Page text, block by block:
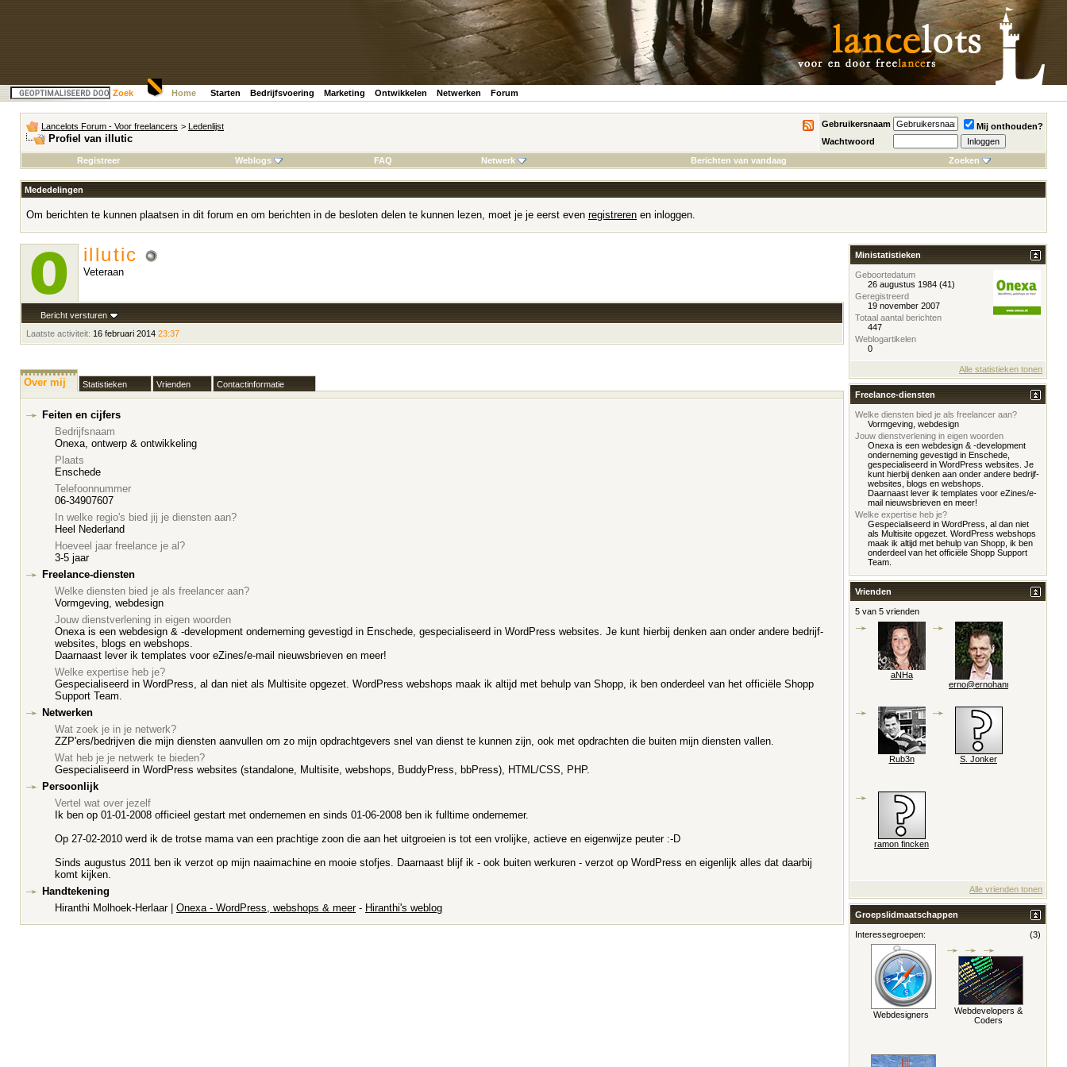
Zoek Home Starten Bedrijfsvoering Marketing Ontwikkelen Netwerken Forum
Lancelots Forum - Voor freelancers > Ledenlijst
Profiel van illutic
Gebruikersnaam
Mij onthouden?
Wachtwoord
Registreer
Weblogs FAQ Netwerk Berichten van vandaag Zoeken
Mededelingen
Om berichten te kunnen plaatsen in dit forum en om berichten in de besloten delen te kunnen lezen, moet je je eerst even registreren en inloggen.
illutic
Veteraan
Bericht versturen
Laatste activiteit: 16 februari 2014 23:37
Over mij Statistieken Vrienden Contactinformatie
Feiten en cijfers
Bedrijfsnaam
Onexa, ontwerp & ontwikkeling
Plaats
Enschede
Telefoonnummer
06-34907607
In welke regio's bied jij je diensten aan?
Heel Nederland
Hoeveel jaar freelance je al?
3-5 jaar
Freelance-diensten
Welke diensten bied je als freelancer aan?
Vormgeving, webdesign
Jouw dienstverlening in eigen woorden
Onexa is een webdesign & -development onderneming gevestigd in Enschede, gespecialiseerd in WordPress websites. Je kunt hierbij denken aan onder andere bedrijf-
websites, blogs en webshops.
Daarnaast lever ik templates voor eZines/e-mail nieuwsbrieven en meer!
Welke expertise heb je?
Gespecialiseerd in WordPress, al dan niet als Multisite opgezet. WordPress webshops maak ik altijd met behulp van Shopp, ik ben onderdeel van het officiële Shopp
Support Team.
Netwerken
Wat zoek je in je netwerk?
ZZP'ers/bedrijven die mijn diensten aanvullen om zo mijn opdrachtgevers snel van dienst te kunnen zijn, ook met opdrachten die buiten mijn diensten vallen.
Wat heb je je netwerk te bieden?
Gespecialiseerd in WordPress websites (standalone, Multisite, webshops, BuddyPress, bbPress), HTML/CSS, PHP.
Persoonlijk
Vertel wat over jezelf
Ik ben op 01-01-2008 officieel gestart met ondernemen en sinds 01-06-2008 ben ik fulltime ondernemer.
Op 27-02-2010 werd ik de trotse mama van een prachtige zoon die aan het uitgroeien is tot een vrolijke, actieve en eigenwijze peuter :-D
Sinds augustus 2011 ben ik verzot op mijn naaimachine en mooie stofjes. Daarnaast blijf ik - ook buiten werkuren - verzot op WordPress en eigenlijk alles dat daarbij
komt kijken.
Handtekening
Hiranthi Molhoek-Herlaar | Onexa - WordPress, webshops & meer- Hiranthi's weblog
Ministatistieken
Geboortedatum
26 augustus 1984 (41)
Geregistreerd
19 november 2007
Totaal aantal berichten
447
Weblogartikelen
0
Alle statistieken tonen
Freelance-diensten
Welke diensten bied je als freelancer aan?
Vormgeving, webdesign
Jouw dienstverlening in eigen woorden
Onexa is een webdesign & -development
onderneming gevestigd in Enschede,
gespecialiseerd in WordPress websites. Je
kunt hierbij denken aan onder andere bedrijf-
websites, blogs en webshops.
Daarnaast lever ik templates voor eZines/e-
mail nieuwsbrieven en meer!
Welke expertise heb je?
Gespecialiseerd in WordPress, al dan niet
als Multisite opgezet. WordPress webshops
maak ik altijd met behulp van Shopp, ik ben
onderdeel van het officiële Shopp Support
Team.
Vrienden
5 van 5 vrienden
aNHa
erno@ernohannink.nl
Rub3n S. Jonker
ramon fincken
Alle vrienden tonen
Groepslidmaatschappen
(3)
Interessegroepen:
Webdesigners
Webdevelopers &
Coders